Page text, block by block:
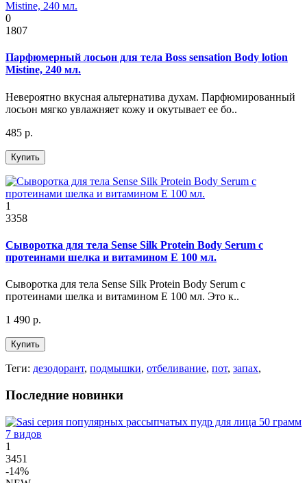
0
1807
Парфюмерный лосьон для тела Boss sensation Body lotion
Mistine, 240 мл.
Невероятно вкусная альтернатива духам. Парфюмированный
лосьон мягко увлажняет кожу и окутывает ее бо..
485 р.
Купить
1
3358
Сыворотка для тела Sense Silk Protein Body Serum с
протеинами шелка и витамином Е 100 мл.
Сыворотка для тела Sense Silk Protein Body Serum с
протеинами шелка и витамином Е 100 мл. Это к..
1 490 р.
Купить
Теги: дезодорант, подмышки, отбеливание, пот, запах,
Последние новинки
1
3451
-14%